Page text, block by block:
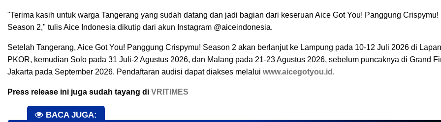
"Terima kasih untuk warga Tangerang yang sudah datang dan jadi bagian dari keseruan Aice Got You! Panggung Crispymu!
Season 2," tulis Aice Indonesia dikutip dari akun Instagram @aiceindonesia.
Setelah Tangerang, Aice Got You! Panggung Crispymu! Season 2 akan berlanjut ke Lampung pada 10-12 Juli 2026 di
PKOR, kemudian Solo pada 31 Juli-2 Agustus 2026, dan Malang pada 21-23 Agustus 2026, sebelum puncaknya di Grand
Jakarta pada September 2026. Pendaftaran audisi dapat diakses melalui www.aicegotyou.id .
Press release ini juga sudah tayang di VRITIMES
BACA JUGA: